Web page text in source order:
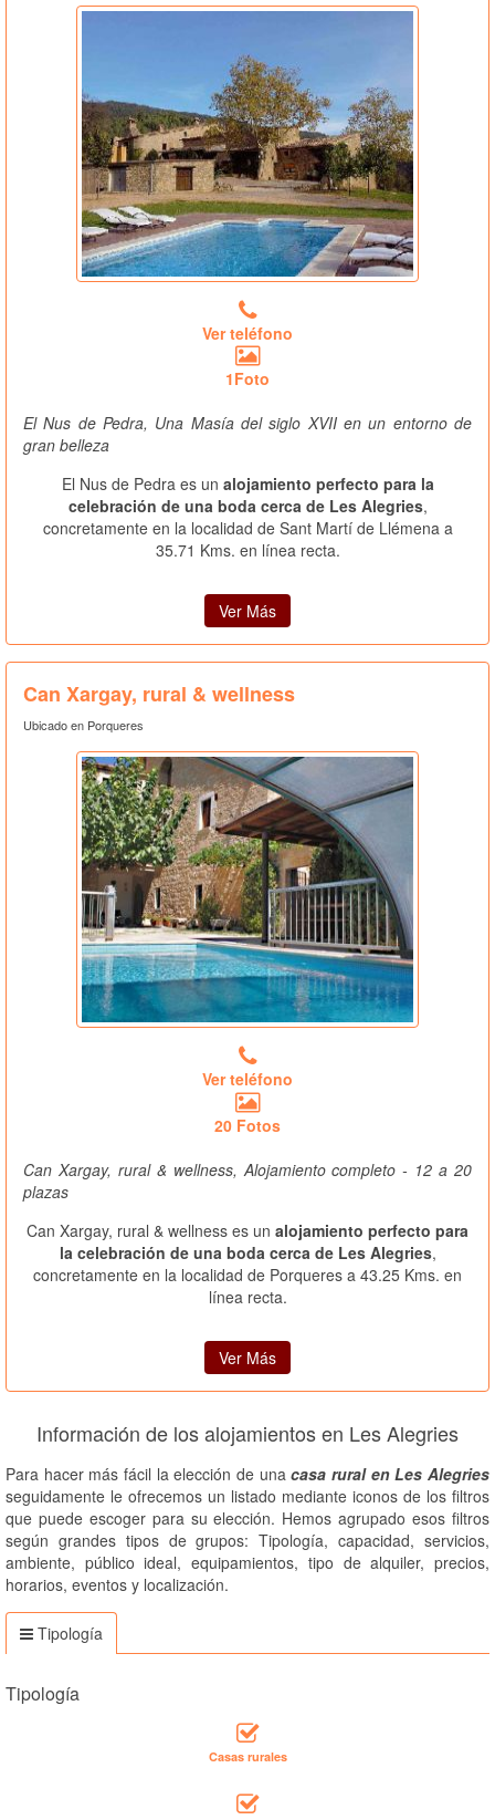
Ver teléfono
1Foto
El Nus de Pedra, Una Masía del siglo XVII en un entorno de
gran belleza
El Nus de Pedra es un alojamiento perfecto para la
celebración de una boda cerca de Les Alegries,
concretamente en la localidad de Sant Martí de Llémena a
35.71 Kms. en línea recta.
Ver Más
Can Xargay, rural & wellness
Ubicado en Porqueres
Ver teléfono
20 Fotos
Can Xargay, rural & wellness, Alojamiento completo - 12 a 20
plazas
Can Xargay, rural & wellness es un alojamiento perfecto para
la celebración de una boda cerca de Les Alegries,
concretamente en la localidad de Porqueres a 43.25 Kms. en
línea recta.
Ver Más
Información de los alojamientos en Les Alegries
Para hacer más fácil la elección de unacasa rural en Les Alegries
seguidamente le ofrecemos un listado mediante iconos de los filtros
que puede escoger para su elección. Hemos agrupado esos filtros
según grandes tipos de grupos: Tipología, capacidad, servicios,
ambiente, público ideal, equipamientos, tipo de alquiler, precios,
horarios, eventos y localización.
Tipología
Tipología
Casas rurales